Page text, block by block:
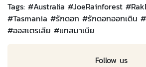
Tags: #Australia #JoeRainforest #
#Tasmania #รักดอก #รักดอกออกเดิน #
#ออสเตรเลีย #แทสมาเนีย
Follow us